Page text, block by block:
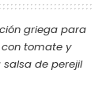
griega para
tomate y
de perejil